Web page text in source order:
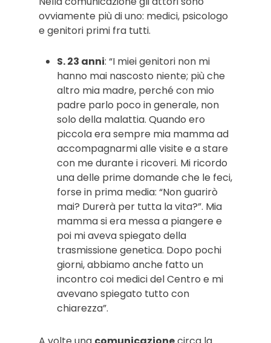
ovviamente più di uno: medici, psicologo
e genitori primi fra tutti.
S. 23 anni: “I miei genitori non mi
hanno mai nascosto niente; più che
altro mia madre, perché con mio
padre parlo poco in generale, non
solo della malattia. Quando ero
piccola era sempre mia mamma ad
accompagnarmi alle visite e a stare
con me durante i ricoveri. Mi ricordo
una delle prime domande che le feci,
forse in prima media: “Non guarirò
mai? Durerà per tutta la vita?”. Mia
mamma si era messa a piangere e
poi mi aveva spiegato della
trasmissione genetica. Dopo pochi
giorni, abbiamo anche fatto un
incontro coi medici del Centro e mi
avevano spiegato tutto con
chiarezza”.